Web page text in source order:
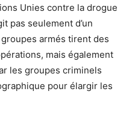
Unies contre la drogue
pas seulement d’un
armés tirent des
mais également
les groupes criminels
pour élargir les